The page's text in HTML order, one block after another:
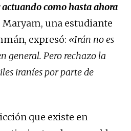
como hasta ahora
Maryam, una estudiante
expresó: «Irán no es
general. Pero rechazo la
iraníes por parte de
que existe en